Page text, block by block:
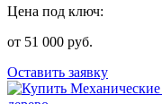
Цена под ключ:
от 51 000 руб.
Оставить заявку